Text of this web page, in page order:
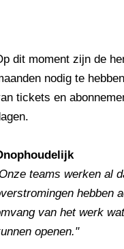
dit moment zijn de
nodig te
tickets en
teams werken al
hebben
van het werk
openen."